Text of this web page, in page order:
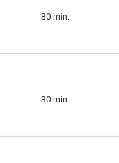
30 min.
30 min.